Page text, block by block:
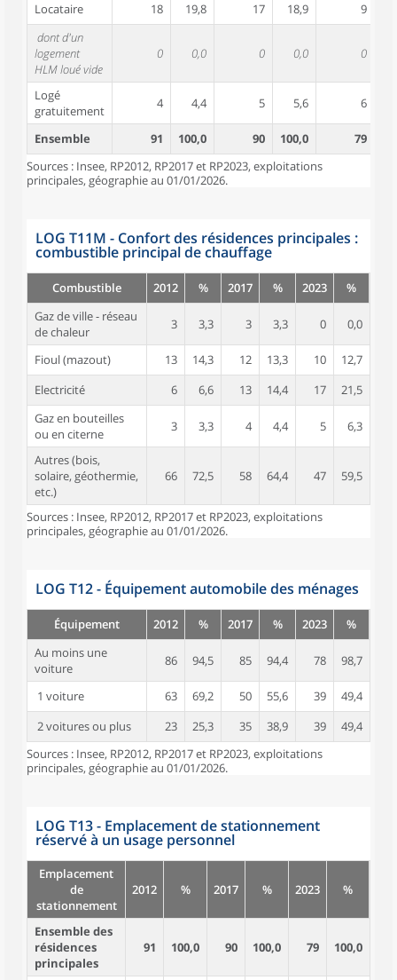
Locataire
18 19,8 17 18,9 9
dont d'un
logement
HLM loué vide
0 0,0 0 0,0 0
Logé
gratuitement
4 4,4 5 5,6 6
Ensemble 91 100,0 90 100,0 79
Sources : Insee, RP2012, RP2017 et RP2023, exploitations
principales, géographie au 01/01/2026.
LOG T11M - Confort des résidences principales :
combustible principal de chauffage
Combustible 2012 % 2017 % 2023
%
Gaz de ville - réseau
de chaleur
3 3,3 3 3,3 0 0,0
Fioul (mazout) 13 14,3 12 13,3 10
12,7
Electricité
6 6,6 13 14,4 17
21,5
Gaz en bouteilles
ou en citerne
3 3,3 4 4,4 5 6,3
Autres (bois,
solaire, géothermie,
etc.)
66 72,5 58 64,4 47 59,5
Sources : Insee, RP2012, RP2017 et RP2023, exploitations
principales, géographie au 01/01/2026.
LOG T12 - Équipement automobile des ménages
Équipement 2012 % 2017 % 2023
%
Au moins une
voiture
86 94,5 85 94,4 78 98,7
1 voiture 63 69,2 50 55,6 39
49,4
2 voitures ou plus
23 25,3 35 38,9 39
49,4
Sources : Insee, RP2012, RP2017 et RP2023, exploitations
principales, géographie au 01/01/2026.
LOG T13 - Emplacement de stationnement
réservé à un usage personnel
Emplacement
de
stationnement
2012 % 2017 % 2023 %
Ensemble des
résidences
principales
91 100,0 90 100,0 79 100,0